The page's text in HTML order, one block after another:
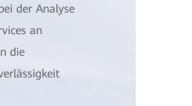
der Analyse
an
die